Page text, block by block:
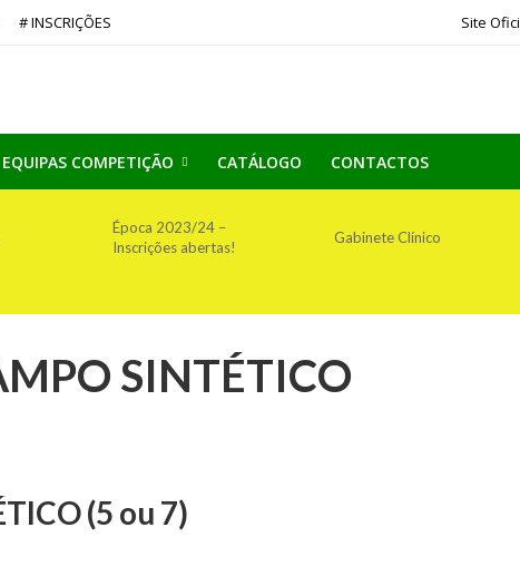
# INSCRIÇÕES Site
EQUIPAS COMPETIÇÃO CATÁLOGO CONTACTOS
Época 2023/24 –
Inscrições abertas!
Gabinete Clínico
SINTÉTICO
(5 ou 7)